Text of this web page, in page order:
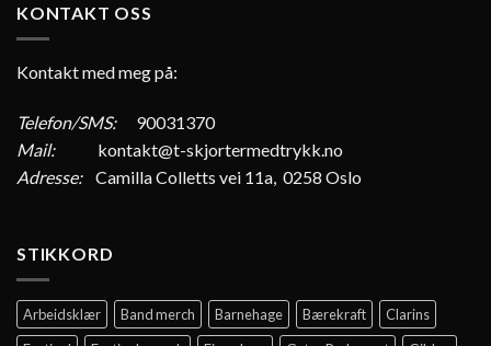
KONTAKT OSS
Kontakt med meg på:
Telefon/SMS:
90031370
Mail:
kontakt@t-skjortermedtrykk.no
Adresse: Camilla Colletts vei 11a, 0258 Oslo
STIKKORD
Arbeidsklær Band merch Barnehage Bærekraft
Clarins